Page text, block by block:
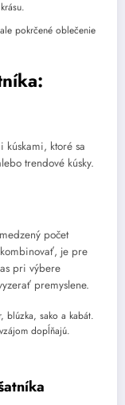
pokrčené oblečenie
kúskami, ktoré sa
trendové kúsky.
počet
je pre
pri výbere
premyslene.
blúzka, sako a kabát.
dopĺňajú.